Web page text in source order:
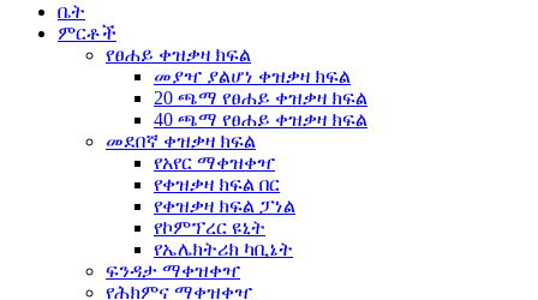
ቤት
ምርቶች
የፀሐይ ቀዝቃዛ ክፍል
መያዣ ያልሆነ ቀዝቃዛ ክፍል
20 ጫማ የፀሐይ ቀዝቃዛ ክፍል
40 ጫማ የፀሐይ ቀዝቃዛ ክፍል
መደበኛ ቀዝቃዛ ክፍል
የአየር ማቀዝቀዣ
የቀዝቃዛ ክፍል በር
የቀዝቃዛ ክፍል ፓነል
የኮምፕረር ዩኒት
የኤሌክትሪክ ካቢኔት
ፍንዳታ ማቀዝቀዣ
የሕክምና ማቀዝቀዣ